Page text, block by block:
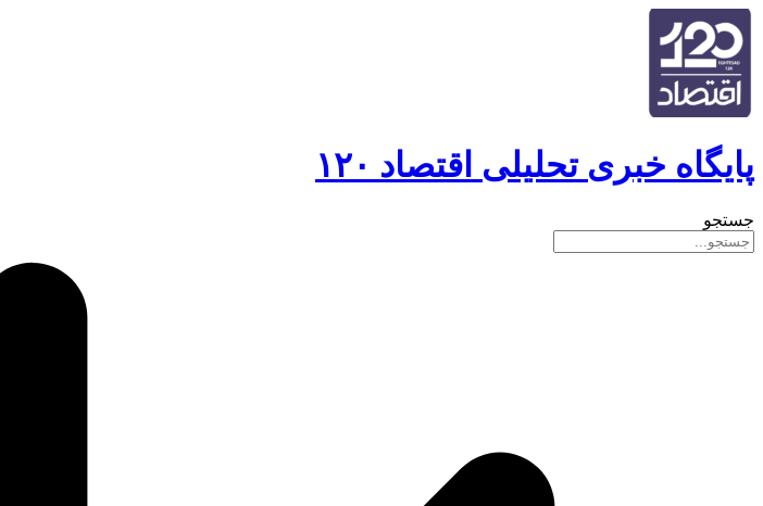
پایگاه خبری تحلیلی اقتصاد ۱۲۰
جستجو